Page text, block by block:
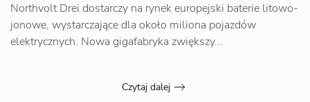
Northvolt Drei dostarczy na rynek europejski baterie litowo-
jonowe, wystarczające dla około miliona pojazdów
elektrycznych. Nowa gigafabryka zwiększy...
Czytaj dalej